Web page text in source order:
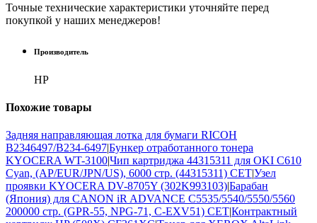
Точные технические характеристики уточняйте перед
покупкой у наших менеджеров!
Производитель
HP
Похожие товары
Задняя направляющая лотка для бумаги RICOH
B2346497/B234-6497|Бункер отработанного тонера
KYOCERA WT-3100|Чип картриджа 44315311 для OKI C610
Cyan, (AP/EUR/JPN/US), 6000 стр. (44315311) CET|Узел
проявки KYOCERA DV-8705Y (302K993103)|Барабан
(Япония) для CANON iR ADVANCE C5535/5540/5550/5560
200000 стр. (GPR-55, NPG-71, C-EXV51) CET|Контрактный